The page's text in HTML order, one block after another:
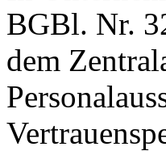
BGBl. Nr.
dem